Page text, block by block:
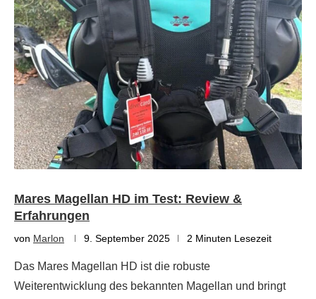
Mares Magellan HD im Test: Review &
Erfahrungen
von Marlon 9. September 2025 2 Minuten Lesezeit
Das Mares Magellan HD ist die robuste
Weiterentwicklung des bekannten Magellan und bringt